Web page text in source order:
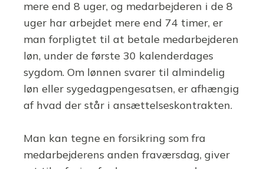
mere end 8 uger, og medarbejderen i de 8
uger har arbejdet mere end 74 timer, er
man forpligtet til at betale medarbejderen
løn, under de første 30 kalenderdages
sygdom. Om lønnen svarer til almindelig
løn eller sygedagpengesatsen, er afhængig
af hvad der står i ansættelseskontrakten.
Man kan tegne en forsikring som fra
medarbejderens anden fraværsdag, giver